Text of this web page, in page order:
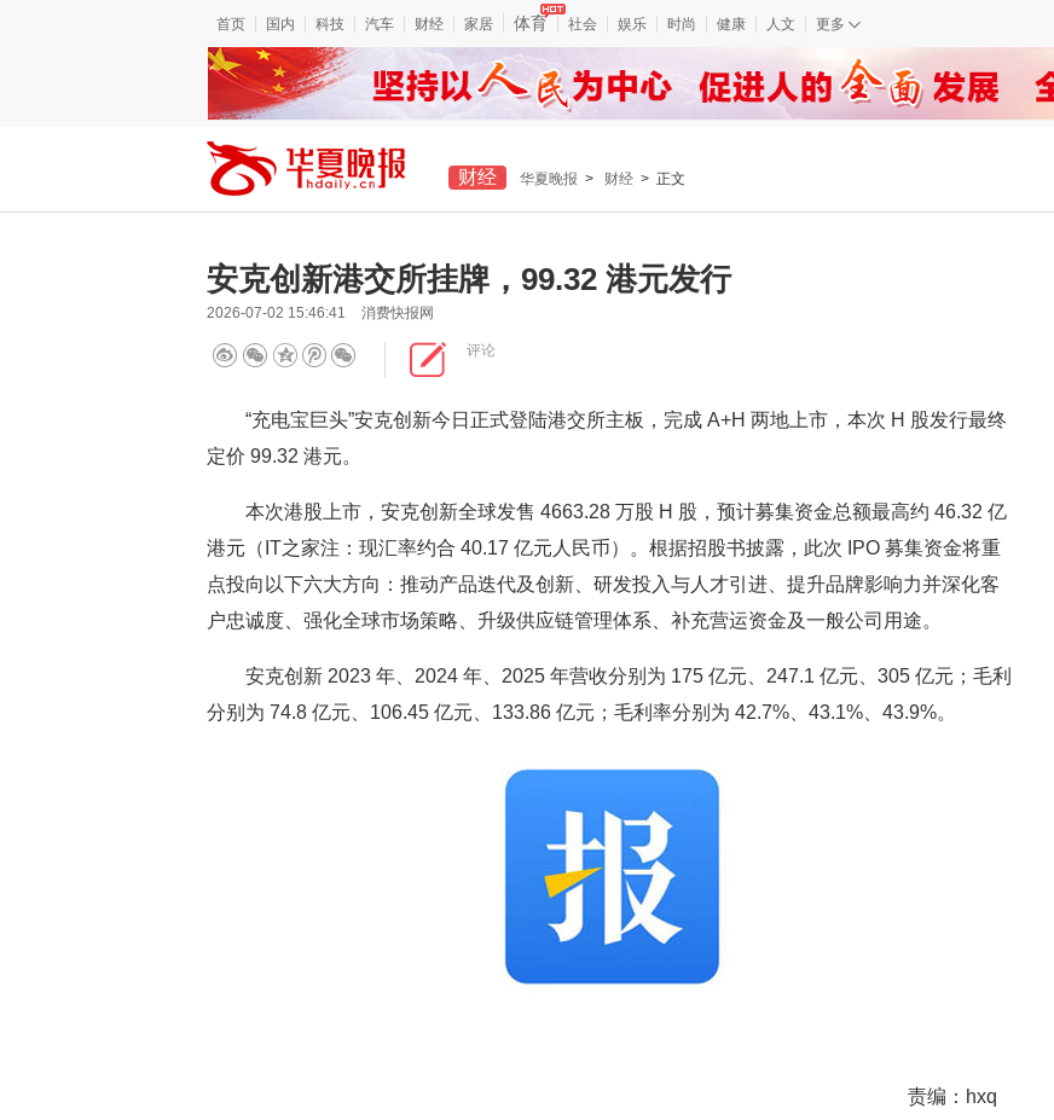
首页 国内 科技 汽车 财经 家居 体育 社会 娱乐 时尚 健康 人文 更多
财经 华夏晚报 > 财经 > 正文
安克创新港交所挂牌，99.32 港元发行
2026-07-02 15:46:41 消费快报网
评论
“充电宝巨头”安克创新今日正式登陆港交所主板，完成 A+H 两地上市，本次 H 股发行最终
定价 99.32 港元。
本次港股上市，安克创新全球发售 4663.28 万股 H 股，预计募集资金总额最高约 46.32 亿
港元（IT之家注：现汇率约合 40.17 亿元人民币）。根据招股书披露，此次 IPO 募集资金将重
点投向以下六大方向：推动产品迭代及创新、研发投入与人才引进、提升品牌影响力并深化客
户忠诚度、强化全球市场策略、升级供应链管理体系、补充营运资金及一般公司用途。
安克创新 2023 年、2024 年、2025 年营收分别为 175 亿元、247.1 亿元、305 亿元；毛利
分别为 74.8 亿元、106.45 亿元、133.86 亿元；毛利率分别为 42.7%、43.1%、43.9%。
责编：hxq